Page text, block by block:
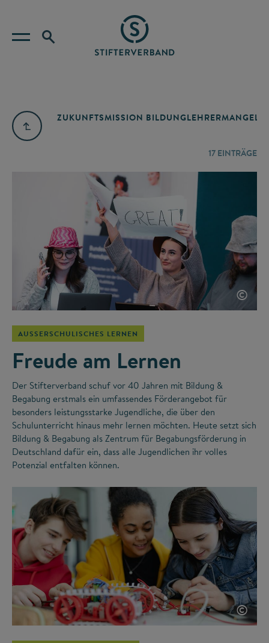
ZUKUNFTSMISSION BILDUNGLEHRERMANGEL
17 EINTRÄGE
©
AUSSERSCHULISCHES LERNEN
Freude am Lernen
Der Stifterverband schuf vor 40 Jahren mit Bildung &
Begabung erstmals ein umfassendes Förderangebot für
besonders leistungsstarke Jugendliche, die über den
Schulunterricht hinaus mehr lernen möchten. Heute setzt sich
Bildung & Begabung als Zentrum für Begabungsförderung in
Deutschland dafür ein, dass alle Jugendlichen ihr volles
Potenzial entfalten können.
©